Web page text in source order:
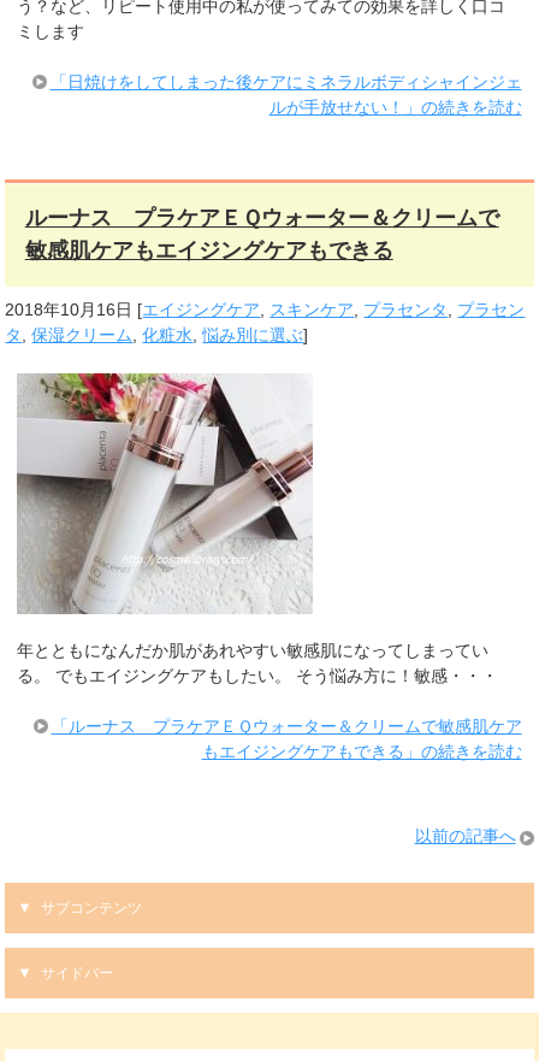
う？など、リピート使用中の私が使ってみての効果を詳しく口コ
ミします
「日焼けをしてしまった後ケアにミネラルボディシャインジェ
ルが手放せない！」の続きを読む
ルーナス プラケアＥＱウォーター＆クリームで
敏感肌ケアもエイジングケアもできる
2018年10月16日 [エイジングケア スキンケア プラセンタ
プラセン
タ
,保湿クリーム ,化粧水 ,悩み別に選ぶ]
年とともになんだか肌があれやすい敏感肌になってしまってい
る。 でもエイジングケアもしたい。 そう悩み方に！敏感・・・
「ルーナス プラケアＥＱウォーター＆クリームで敏感肌ケア
もエイジングケアもできる」の続きを読む
以前の記事へ
サブコンテンツ
サイドバー